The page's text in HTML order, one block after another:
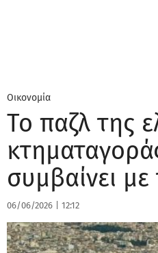
Οικονομία
Το παζλ της
συμβαίνει
06/06/2026 12:12